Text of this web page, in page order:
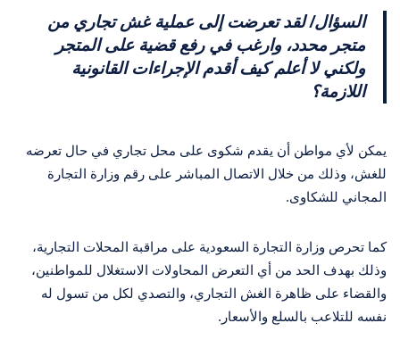
السؤال/ لقد تعرضت إلى عملية غش تجاري من
متجر محدد، وارغب في رفع قضية على المتجر
ولكني لا أعلم كيف أقدم الإجراءات القانونية
اللازمة؟
يمكن لأي مواطن أن يقدم شكوى على محل تجاري في حال تعرضه
للغش، وذلك من خلال الاتصال المباشر على رقم وزارة التجارة
المجاني للشكاوى.
كما تحرص وزارة التجارة السعودية على مراقبة المحلات التجارية،
وذلك بهدف الحد من أي التعرض المحاولات الاستغلال للمواطنين،
والقضاء على ظاهرة الغش التجاري، والتصدي لكل من تسول له
نفسه للتلاعب بالسلع والأسعار.